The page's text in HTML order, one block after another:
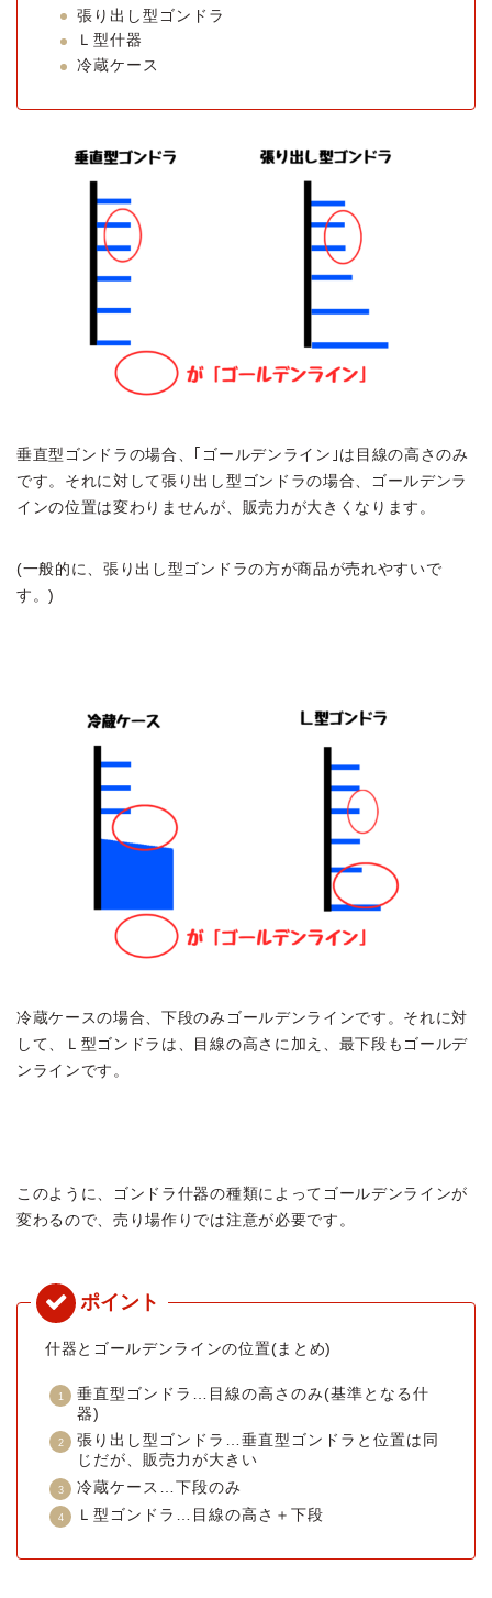
張り出し型ゴンドラ
Ｌ型什器
冷蔵ケース
垂直型ゴンドラの場合、｢ゴールデンライン｣は目線の高さのみ
です。それに対して張り出し型ゴンドラの場合、ゴールデンラ
インの位置は変わりませんが、販売力が大きくなります。
(一般的に、張り出し型ゴンドラの方が商品が売れやすいで
す。)
冷蔵ケースの場合、下段のみゴールデンラインです。それに対
して、Ｌ型ゴンドラは、目線の高さに加え、最下段もゴールデ
ンラインです。
このように、ゴンドラ什器の種類によってゴールデンラインが
変わるので、売り場作りでは注意が必要です。
什器とゴールデンラインの位置(まとめ)
垂直型ゴンドラ…目線の高さのみ(基準となる什
器)
張り出し型ゴンドラ…垂直型ゴンドラと位置は同
じだが、販売力が大きい
冷蔵ケース…下段のみ
Ｌ型ゴンドラ…目線の高さ＋下段